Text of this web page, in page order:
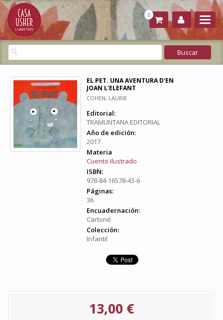
0
EL PET. UNA AVENTURA D'EN
JOAN L'ELEFANT
COHEN, LAURIE
Editorial:
TRAMUNTANA EDITORIAL
Año de edición:
2017
Materia
Cuento ilustrado
ISBN:
978-84-16578-43-6
Páginas:
36
Encuadernación:
Cartoné
Colección:
Infantil
13,00 €